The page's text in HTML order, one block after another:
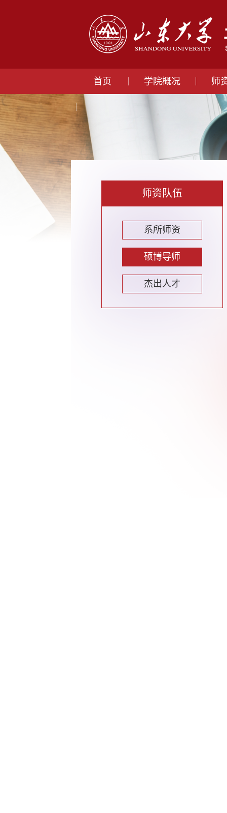
首页 学院概况 师
师资队伍
系所师资
硕博导师
杰出人才